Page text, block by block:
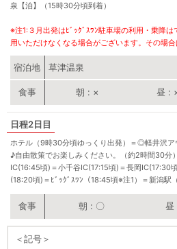
泉【泊】（15時30分頃到着）
※注1:３月出発はﾋﾞｯｸﾞｽﾜﾝ駐車場の利用・乗降
用いただけなくなる場合がございます。その場
宿泊地 草津温泉
朝 × 昼
2日目
ホテル（9時30分頃ゆっくり出発）＝◎軽井沢ア
♪自由散策でお楽しみください。（約2時間30分
IC(16:45頃)＝小千谷IC(17:15頃)＝長岡IC(17:30
(18:20頃)＝ﾋﾞｯｸﾞｽﾜﾝ（18:45頃※注1）＝新潟駅
朝 〇 昼
＜記号＞